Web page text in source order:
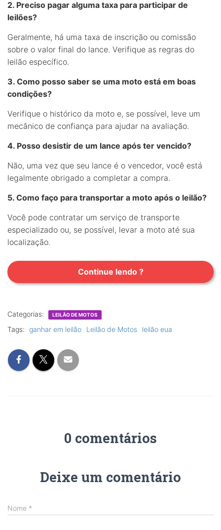
2. Preciso pagar alguma taxa para participar de
leilões?
Geralmente, há uma taxa de inscrição ou comissão
sobre o valor final do lance. Verifique as regras do
leilão específico.
3. Como posso saber se uma moto está em boas
condições?
Verifique o histórico da moto e, se possível, leve um
mecânico de confiança para ajudar na avaliação.
4. Posso desistir de um lance após ter vencido?
Não, uma vez que seu lance é o vencedor, você está
legalmente obrigado a completar a compra.
5. Como faço para transportar a moto após o leilão?
Você pode contratar um serviço de transporte
especializado ou, se possível, levar a moto até sua
localização.
Continue lendo ?
Categorias: LEILÃO DE MOTOS
Tags: ganhar em leilão Leilão de Motos leilão eua
0 comentários
Deixe um comentário
Nome *